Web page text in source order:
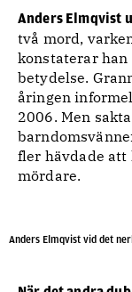
Anders Elmqvist
två mord,
konstaterar
betydelse.
åringen
2006. Men
fler hävdade att
mördare.
Anders Elmqvist vid det